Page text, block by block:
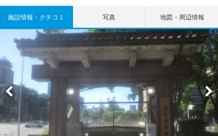
施設情報・クチコミ 写真 地図・周辺情報